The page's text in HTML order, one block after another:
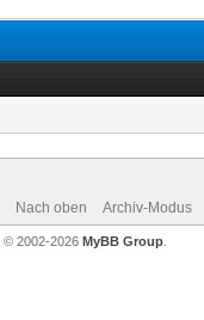
Nach oben Archiv-Modus
, © 2002-2026 MyBB Group